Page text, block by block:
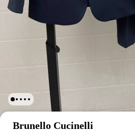
Brunello Cucinelli